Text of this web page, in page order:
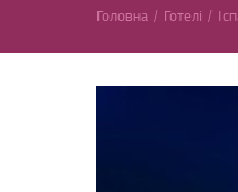
Головна / Готелі /